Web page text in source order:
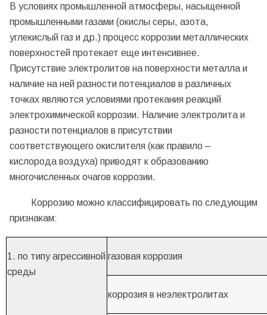
В условиях промышленной атмосферы, насыщенной
промышленными газами (окислы серы, азота,
углекислый газ и др.) процесс коррозии металлических
поверхностей протекает еще интенсивнее.
Присутствие электролитов на поверхности металла и
наличие на ней разности потенциалов в различных
точках являются условиями протекания реакций
электрохимической коррозии. Наличие электролита и
разности потенциалов в присутствии
соответствующего окислителя (как правило –
кислорода воздуха) приводят к образованию
многочисленных очагов коррозии.
Коррозию можно классифицировать по следующим
признакам:
1. по типу агрессивной
среды
газовая коррозия
коррозия в неэлектролитах